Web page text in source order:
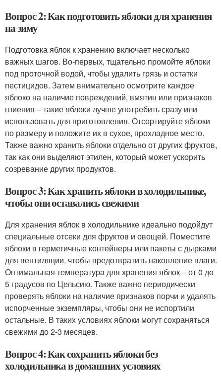
Вопрос 2: Как подготовить яблоки для хранения
на зиму
Подготовка яблок к хранению включает несколько
важных шагов. Во-первых, тщательно промойте яблоки
под проточной водой, чтобы удалить грязь и остатки
пестицидов. Затем внимательно осмотрите каждое
яблоко на наличие повреждений, вмятин или признаков
гниения – такие яблоки лучше употребить сразу или
использовать для приготовления. Отсортируйте яблоки
по размеру и положите их в сухое, прохладное место.
Также важно хранить яблоки отдельно от других фруктов,
так как они выделяют этилен, который может ускорить
созревание других продуктов.
Вопрос 3: Как хранить яблоки в холодильнике,
чтобы они оставались свежими
Для хранения яблок в холодильнике идеально подойдут
специальные отсеки для фруктов и овощей. Поместите
яблоки в герметичные контейнеры или пакеты с дырками
для вентиляции, чтобы предотвратить накопление влаги.
Оптимальная температура для хранения яблок – от 0 до
5 градусов по Цельсию. Также важно периодически
проверять яблоки на наличие признаков порчи и удалять
испорченные экземпляры, чтобы они не испортили
остальные. В таких условиях яблоки могут сохраняться
свежими до 2-3 месяцев.
Вопрос 4: Как сохранить яблоки без
холодильника в домашних условиях